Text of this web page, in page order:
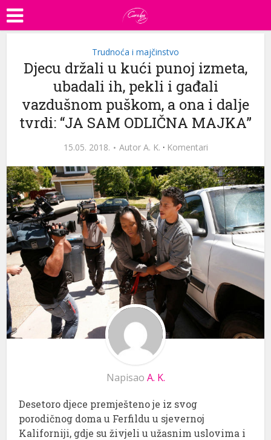
Trudnoća i majčinstvo
Djecu držali u kući punoj izmeta,
ubadali ih, pekli i gađali
vazdušnom puškom, a ona i dalje
tvrdi: “JA SAM ODLIČNA MAJKA”
15.05. 2018. Autor A. K. · Komentari
Napisao A. K.
Desetoro djece premješteno je iz svog
porodičnog doma u Ferfildu u sjevernoj
Kaliforniji, gdje su živjeli u užasnim uslovima i